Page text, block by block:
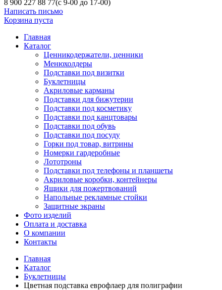
8 900 227 88 77(с 9-00 до 17-00)
Написать письмо
Корзина пуста
Главная
Каталог
Ценникодержатели, ценники
Менюхолдеры
Подставки под визитки
Буклетницы
Акриловые карманы
Подставки для бижутерии
Подставки под косметику
Подставки под канцтовары
Подставки под обувь
Подставки под посуду
Горки под товар, витрины
Номерки гардеробные
Лототроны
Подставки под телефоны и планшеты
Акриловые коробки, контейнеры
Ящики для пожертвований
Напольные рекламные стойки
Защитные экраны
Фото изделий
Оплата и доставка
О компании
Контакты
Главная
Каталог
Буклетницы
Цветная подставка еврофлаер для полиграфии